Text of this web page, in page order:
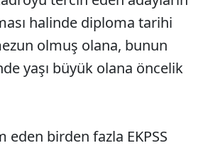
halinde diploma tarihi
olmuş olana, bunun
yaşı büyük olana öncelik
eden birden fazla EKPSS